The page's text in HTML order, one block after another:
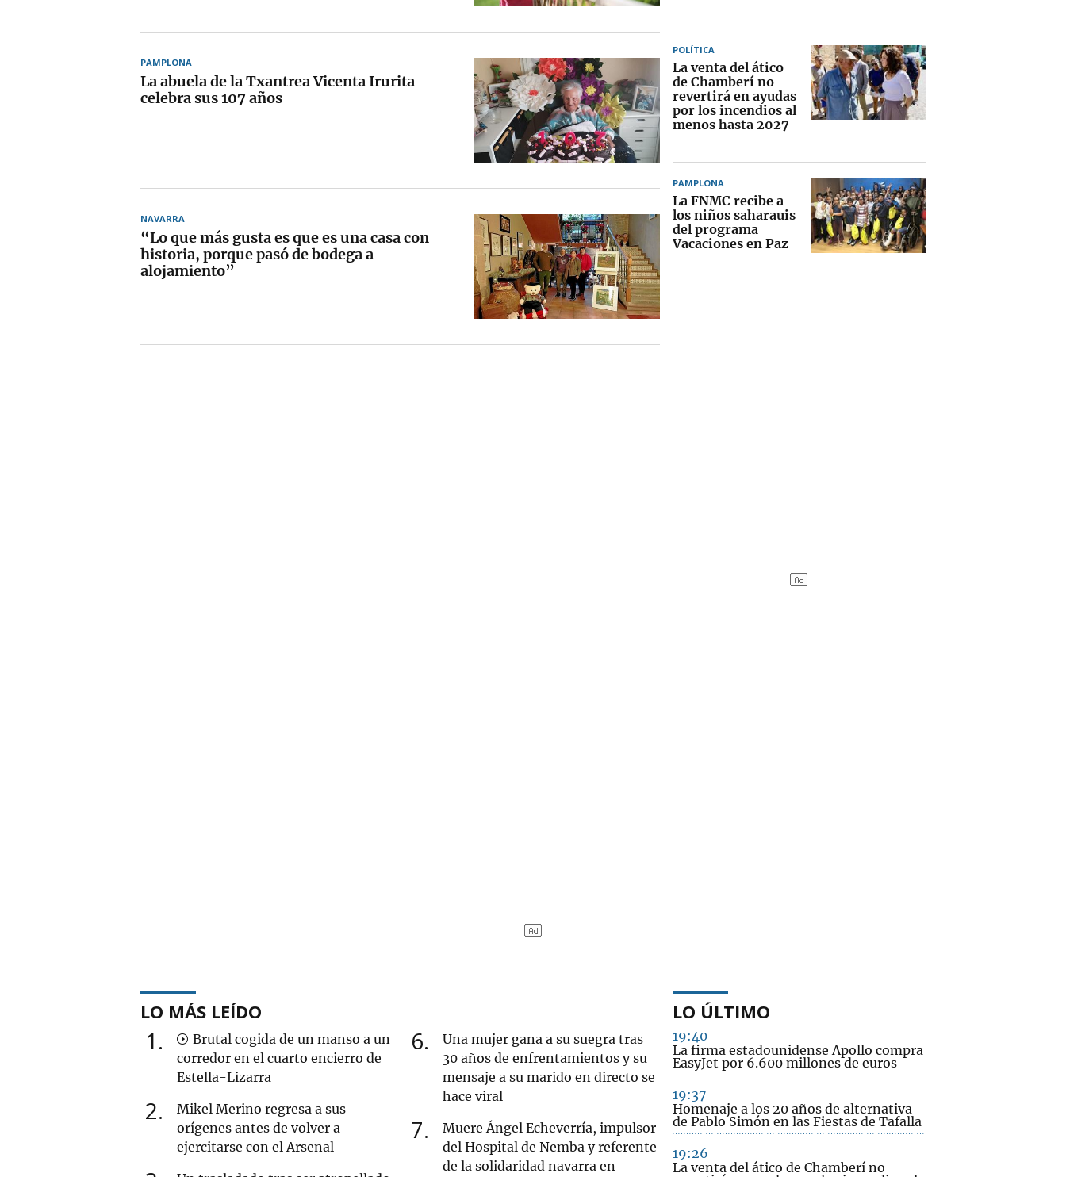
PAMPLONA
La abuela de la Txantrea Vicenta Irurita
celebra sus 107 años
NAVARRA
“Lo que más gusta es que es una casa con
historia, porque pasó de bodega a
alojamiento”
POLÍTICA
La venta del ático
de Chamberí no
revertirá en ayudas
por los incendios al
menos hasta 2027
PAMPLONA
La FNMC recibe a
los niños saharauis
del programa
Vacaciones en Paz
LO MÁS LEÍDO
1
Brutal cogida de un manso a un
corredor en el cuarto encierro de
Estella-Lizarra
2
Mikel Merino regresa a sus
orígenes antes de volver a
ejercitarse con el Arsenal
6
Una mujer gana a su suegra tras
30 años de enfrentamientos y su
mensaje a su marido en directo se
hace viral
7
Muere Ángel Echeverría, impulsor
del Hospital de Nemba y referente
de la solidaridad navarra en
LO ÚLTIMO
19:40
La firma estadounidense Apollo compra
EasyJet por 6.600 millones de euros
19:37
Homenaje a los 20 años de alternativa
de Pablo Simón en las Fiestas de Tafalla
19:26
La venta del ático de Chamberí no